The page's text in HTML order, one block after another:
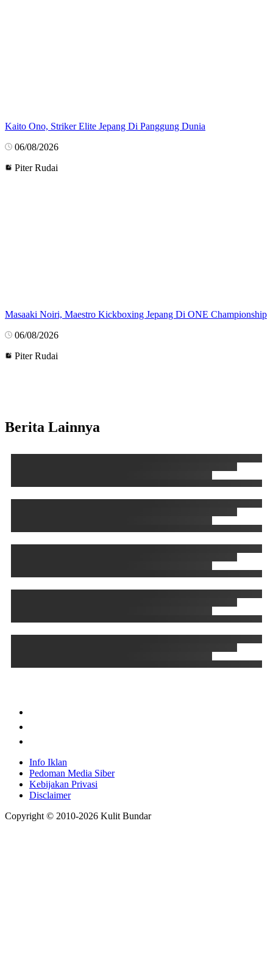
Kaito Ono, Striker Elite Jepang Di Panggung Dunia
06/08/2026
Piter Rudai
Masaaki Noiri, Maestro Kickboxing Jepang Di ONE Championship
06/08/2026
Piter Rudai
Berita Lainnya
Info Iklan
Pedoman Media Siber
Kebijakan Privasi
Disclaimer
Copyright © 2010-2026 Kulit Bundar